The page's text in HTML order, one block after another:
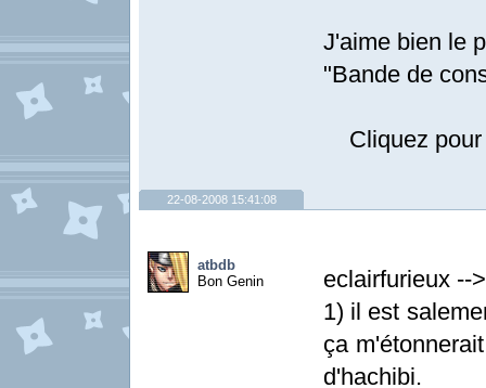
J'aime bien le
"Bande de
Cliquez pour
22-08-2008 15:41:08
atbdb
Bon Genin
eclairfurieux --
1) il est
ça
d'hachibi.